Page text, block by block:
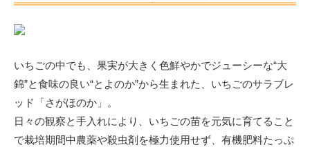
いちごの中でも、果実が大きく色鮮やかでジューシーな“大
錦”と食味の良い“とよのか”から生まれた、いちごのサラブレ
ッド「さがほのか」。
日々の観察と手入れにより、いちごの苗を元気に育てること
で栽培期間中農薬や殺虫剤を極力使用せず、有機肥料たっぷ